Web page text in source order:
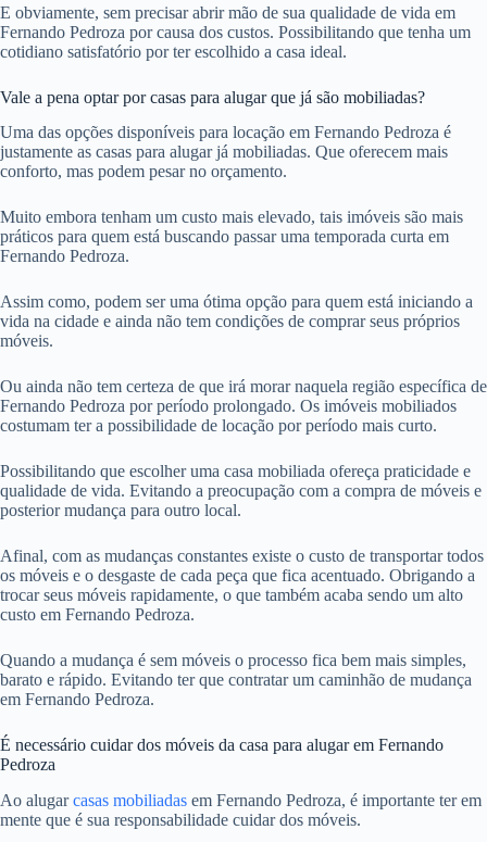
E obviamente, sem precisar abrir mão de sua qualidade de vida em
Fernando Pedroza por causa dos custos. Possibilitando que tenha um
cotidiano satisfatório por ter escolhido a casa ideal.
Vale a pena optar por casas para alugar que já são mobiliadas?
Uma das opções disponíveis para locação em Fernando Pedroza é
justamente as casas para alugar já mobiliadas. Que oferecem mais
conforto, mas podem pesar no orçamento.
Muito embora tenham um custo mais elevado, tais imóveis são mais
práticos para quem está buscando passar uma temporada curta em
Fernando Pedroza.
Assim como, podem ser uma ótima opção para quem está iniciando a
vida na cidade e ainda não tem condições de comprar seus próprios
móveis.
Ou ainda não tem certeza de que irá morar naquela região específica de
Fernando Pedroza por período prolongado. Os imóveis mobiliados
costumam ter a possibilidade de locação por período mais curto.
Possibilitando que escolher uma casa mobiliada ofereça praticidade e
qualidade de vida. Evitando a preocupação com a compra de móveis e
posterior mudança para outro local.
Afinal, com as mudanças constantes existe o custo de transportar todos
os móveis e o desgaste de cada peça que fica acentuado. Obrigando a
trocar seus móveis rapidamente, o que também acaba sendo um alto
custo em Fernando Pedroza.
Quando a mudança é sem móveis o processo fica bem mais simples,
barato e rápido. Evitando ter que contratar um caminhão de mudança
em Fernando Pedroza.
É necessário cuidar dos móveis da casa para alugar em Fernando
Pedroza
Ao alugarcasas mobiliadas em Fernando Pedroza, é importante ter em
mente que é sua responsabilidade cuidar dos móveis.